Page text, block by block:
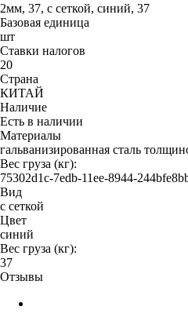
2мм, 37, с сеткой, синий, 37
Базовая единица
шт
Ставки налогов
20
Страна
КИТАЙ
Наличие
Есть в наличии
Материалы
гальванизированная сталь
Вес груза (кг):
75302d1c-7edb-11ee-8944-
Вид
с сеткой
Цвет
синий
Вес груза (кг):
37
Отзывы